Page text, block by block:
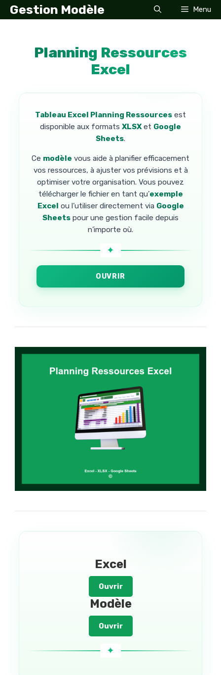
AllerGestion Modèle Menu
Planning Ressources
Excel
Tableau Excel Planning Ressources est
disponible aux formats XLSXet Google
Sheets.
Ce modèle vous aide à planifier efficacement
vos ressources, à ajuster vos prévisions et à
optimiser votre organisation. Vous pouvez
télécharger le fichier en tant qu’exemple
Excel ou l’utiliser directement via Google
Sheets pour une gestion facile depuis
n’importe où.
OUVRIR
Excel
Ouvrir
Modèle
Ouvrir